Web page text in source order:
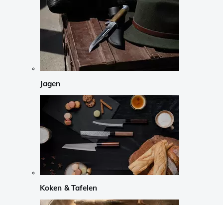
Jagen
Koken & Tafelen